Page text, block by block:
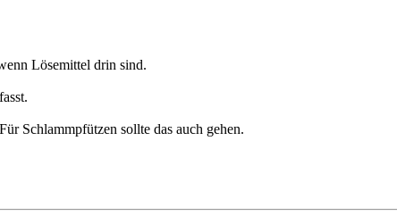
Lösemittel drin sind.
Schlammpfützen sollte das auch gehen.